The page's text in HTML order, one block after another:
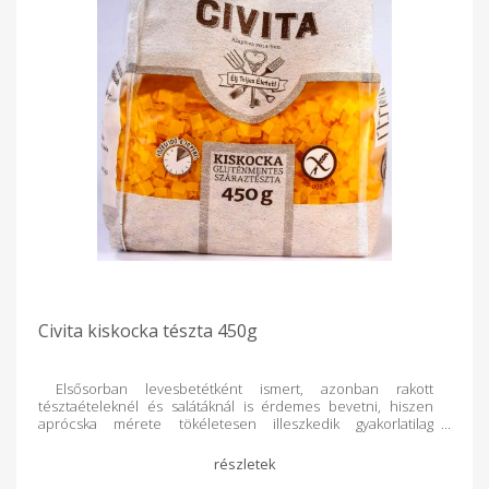
Civita kiskocka tészta 450g
Elsősorban levesbetétként ismert, azonban rakott
tésztaételeknél és salátáknál is érdemes bevetni, hiszen
aprócska mérete tökéletesen illeszkedik gyakorlatilag
alacsony glikémiás index antioxidáns karotinoidokat tartalmaz
100%-ban vegyszer- és adalékmentes Olyan kukoricát